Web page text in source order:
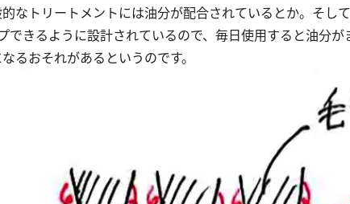
なトリートメントには油分が配合されているとか。そし
きるように設計されているので、毎日使用すると油分が
るおそれがあるというのです。